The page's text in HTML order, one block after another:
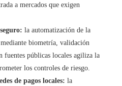
a mercados que exigen
la automatización de la
biometría, validación
fuentes públicas locales agiliza la
los controles de riesgo.
de pagos locales: la